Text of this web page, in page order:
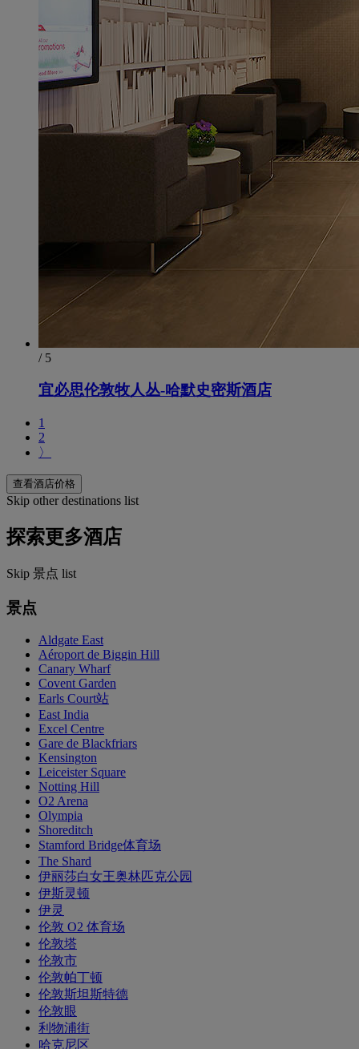
/ 5
宜必思伦敦牧人丛-哈默史密斯酒店
1
2
〉
查看酒店价格
Skip other destinations list
探索更多酒店
Skip 景点 list
景点
Aldgate East
Aéroport de Biggin Hill
Canary Wharf
Covent Garden
Earls Court站
East India
Excel Centre
Gare de Blackfriars
Kensington
Leiceister Square
Notting Hill
O2 Arena
Olympia
Shoreditch
Stamford Bridge体育场
The Shard
伊丽莎白女王奥林匹克公园
伊斯灵顿
伊灵
伦敦 O2 体育场
伦敦塔
伦敦市
伦敦帕丁顿
伦敦斯坦斯特德
伦敦眼
利物浦街
哈克尼区